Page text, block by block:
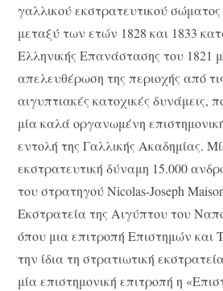
γαλλικού εκστρατευτικού
μεταξύ των ετών 1828 και 1833
Ελληνικής Επανάστασης του 1821
απελευθέρωση της περιοχής από
αιγυπτιακές κατοχικές δυνάμεις,
μία καλά οργανωμένη
εντολή της Γαλλικής Ακαδημίας.
εκστρατευτική δύναμη 15.000
του στρατηγού Nicolas-Joseph
Εκστρατεία της Αιγύπτου του
όπου μια επιτροπή Επιστημών και
την ίδια τη στρατιωτική
μία επιστημονική επιτροπή η